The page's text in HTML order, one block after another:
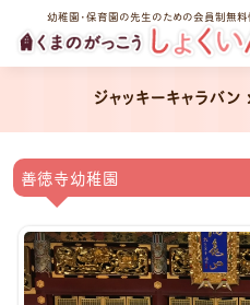
幼稚園・保育園の先生のための会員制無料
ジャッキーキャラバ
善徳寺幼稚園